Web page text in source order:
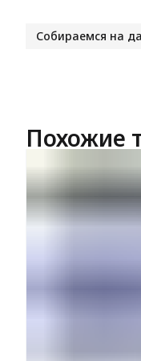
Собираемся на
Похожие